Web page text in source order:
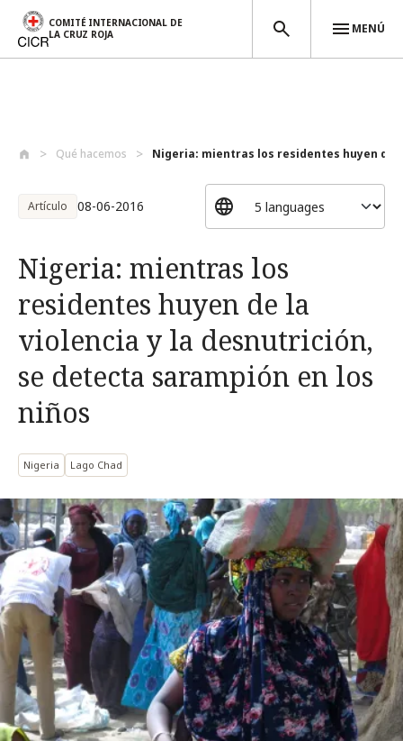
COMITÉ INTERNACIONAL DE
LA CRUZ ROJA
MENÚ
Qué hacemos Nigeria: mientras los residentes huyen d...
Artículo 08-06-2016
Nigeria: mientras los
residentes huyen de la
violencia y la desnutrición,
se detecta sarampión en los
niños
Nigeria Lago Chad